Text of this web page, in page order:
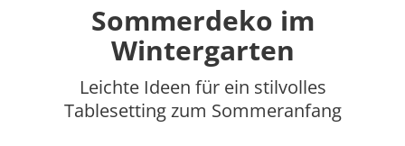
Sommerdeko im
Wintergarten
Leichte Ideen für ein stilvolles
Tablesetting zum Sommeranfang